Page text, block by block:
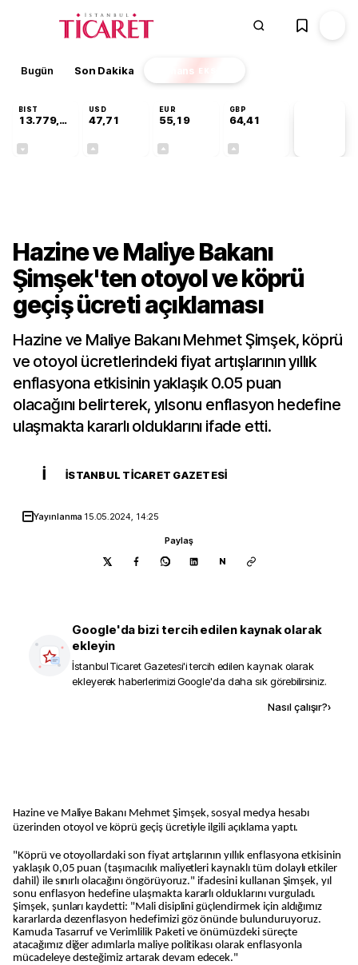
Bugün Son Dakika Finans EKSTRA
BIST
13.779,39
USD
47,71
EUR
55,19
GBP
64,41
Hazine ve Maliye Bakanı
Şimşek'ten otoyol ve köprü
geçiş ücreti açıklaması
Hazine ve Maliye Bakanı Mehmet Şimşek, köprü
ve otoyol ücretlerindeki fiyat artışlarının yıllık
enflasyona etkisinin yaklaşık 0.05 puan
olacağını belirterek, yılsonu enflasyon hedefine
ulaşmakta kararlı olduklarını ifade etti.
İ İSTANBUL TICARET GAZETESI
Yayınlanma 15.05.2024, 14:25
Paylaş
N
Google'da bizi tercih edilen kaynak olarak
ekleyin
İstanbul Ticaret Gazetesi'i tercih edilen kaynak olarak
ekleyerek haberlerimizi Google'da daha sık görebilirsiniz.
Nasıl çalışır?›
Hazine ve Maliye Bakanı Mehmet Şimşek, sosyal medya hesabı
üzerinden otoyol ve köprü geçiş ücretiyle ilgili açıklama yaptı.
"Köprü ve otoyollardaki son fiyat artışlarının yıllık enflasyona etkisinin
yaklaşık 0,05 puan (taşımacılık maliyetleri kaynaklı tüm dolaylı etkiler
dahil) ile sınırlı olacağını öngörüyoruz." ifadesini kullanan Şimşek, yıl
sonu enflasyon hedefine ulaşmakta kararlı olduklarını vurguladı.
Şimşek, şunları kaydetti: "Mali disiplini güçlendirmek için aldığımız
kararlarda dezenflasyon hedefimizi göz önünde bulunduruyoruz.
Kamuda Tasarruf ve Verimlilik Paketi ve önümüzdeki süreçte
atacağımız diğer adımlarla maliye politikası olarak enflasyonla
mücadeleye desteğimiz artarak devam edecek."